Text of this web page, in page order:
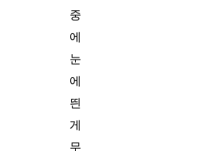
중
에
눈
에
띈
게
무